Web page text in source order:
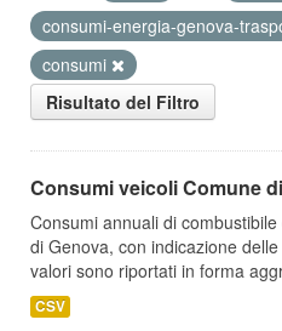
consumi-energia-genova-
consumi
Risultato del Filtro
Consumi veicoli Comune
Consumi annuali di
di Genova, con indicazione
valori sono riportati in forma
CSV